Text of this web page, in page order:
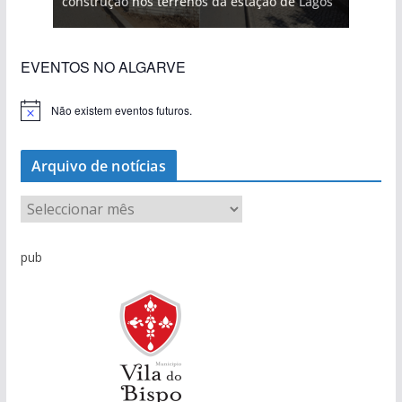
EVENTOS NO ALGARVE
Não existem eventos futuros.
Arquivo de notícias
q
pub